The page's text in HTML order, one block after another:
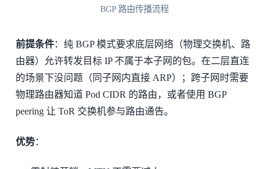
BGP 路由传播流程
前提条件：纯 BGP 模式要求底层网络（物理交换机、路
由器）允许转发目标 IP 不属于本子网的包。在二层直连
的场景下没问题（同子网内直接 ARP）；跨子网时需要
物理路由器知道 Pod CIDR 的路由，或者使用 BGP
peering 让 ToR 交换机参与路由通告。
优势：